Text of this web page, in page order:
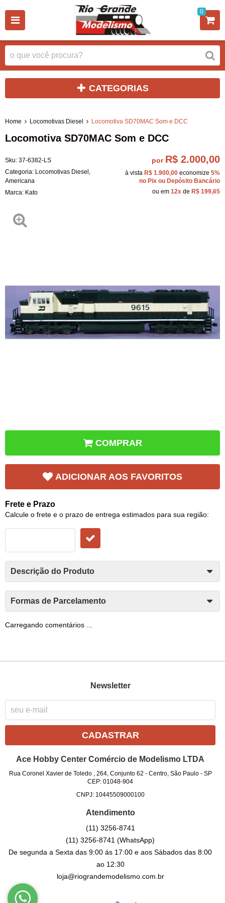
0
CATEGORIAS
Home Locomotivas Diesel Locomotiva SD70MAC Som e DCC
Locomotiva SD70MAC Som e DCC
Sku: 37-6382-LS
Categoria: Locomotivas Diesel
Americana
Marca: Kato
por R$ 2.000,00
à vista R$ 1.900,00 economize 5%
no Pix ou Depósito Bancário
ou em 12x de R$ 199,65
COMPRAR
ADICIONAR AOS FAVORITOS
Frete e Prazo
Calcule o frete e o prazo de entrega estimados para sua região:
Descrição do Produto
Formas de Parcelamento
Carregando comentários ...
Newsletter
CADASTRAR
Ace Hobby Center Comércio de Modelismo LTDA
Rua Coronel Xavier de Toledo , 264, Conjunto 62 - Centro, São Paulo- SP
CEP: 01048-904
CNPJ: 10445509000100
Atendimento
(11) 3256-8741
(11) 3256-8741(WhatsApp)
De segunda a Sexta das 9:00 ás 17:00 e aos Sábados das 8:00
ao 12:30
loja@riograndemodelismo.com.br